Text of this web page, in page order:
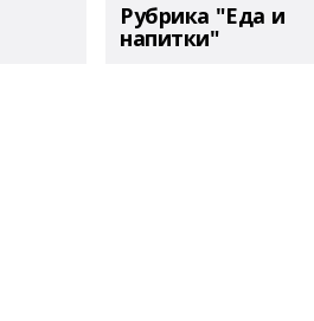
Рубрика "Еда и
напитки"